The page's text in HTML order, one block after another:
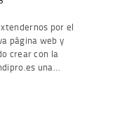
por el
página web y
crear con la
una…